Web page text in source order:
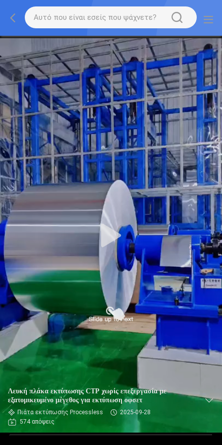
Λευκή πλάκα εκτύπωσης CTP χωρίς επεξεργασία με
εξατομικευμένο μέγεθος για εκτύπωση οφσετ
Πιάτα εκτύπωσης Processless
2025-09-28
574 απόψεις